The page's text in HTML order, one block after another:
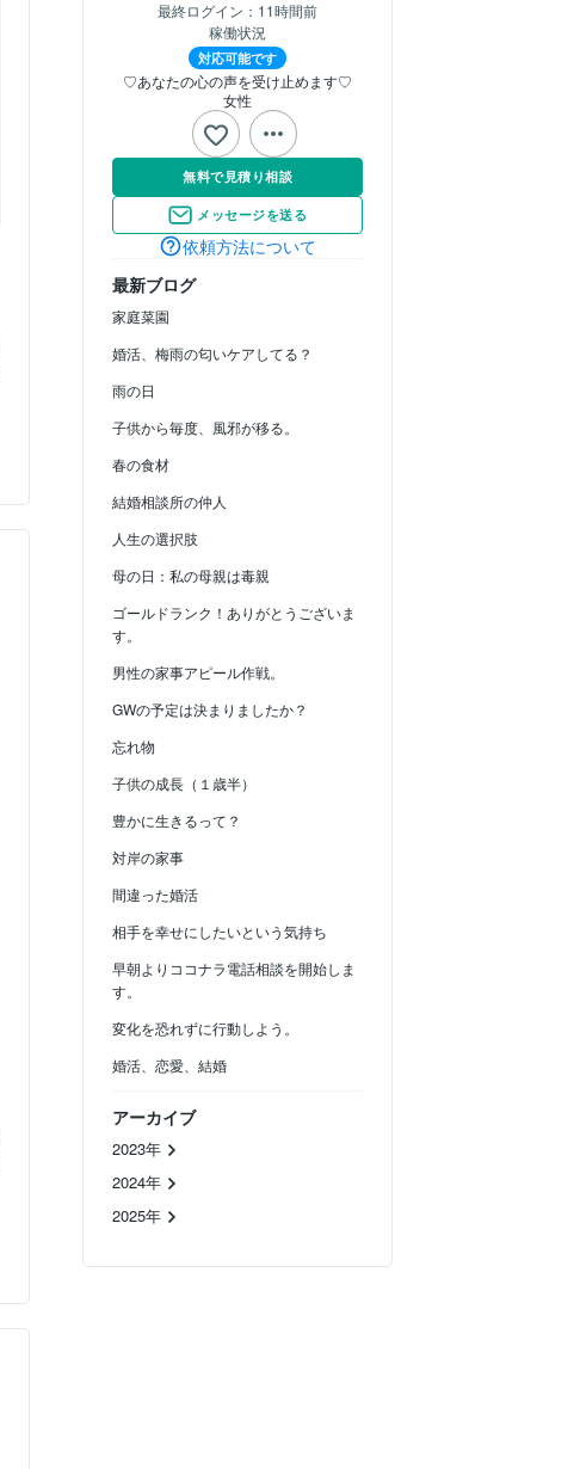
最終ログイン： 11時間前
稼働状況
対応可能です
♡あなたの心の声を受け止めます♡
女性
無料で見積り相談
メッセージを送る
依頼方法について
最新ブログ
家庭菜園
婚活、梅雨の匂いケアしてる？
雨の日
子供から毎度、風邪が移る。
春の食材
結婚相談所の仲人
人生の選択肢
母の日：私の母親は毒親
ゴールドランク！ありがとうございま
す。
男性の家事アピール作戦。
GWの予定は決まりましたか？
忘れ物
子供の成長（１歳半）
豊かに生きるって？
対岸の家事
間違った婚活
相手を幸せにしたいという気持ち
早朝よりココナラ電話相談を開始しま
す。
変化を恐れずに行動しよう。
婚活、恋愛、結婚
アーカイブ
2023年
2024年
2025年